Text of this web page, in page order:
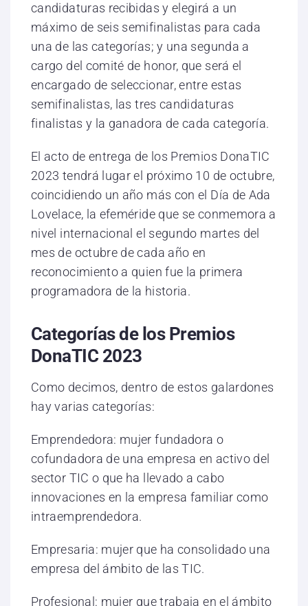
candidaturas recibidas y elegirá a un
máximo de seis semifinalistas para cada
una de las categorías; y una segunda a
cargo del comité de honor, que será el
encargado de seleccionar, entre estas
semifinalistas, las tres candidaturas
finalistas y la ganadora de cada categoría.
El acto de entrega de los Premios DonaTIC
2023 tendrá lugar el próximo 10 de octubre,
coincidiendo un año más con el Día de Ada
Lovelace, la efeméride que se conmemora a
nivel internacional el segundo martes del
mes de octubre de cada año en
reconocimiento a quien fue la primera
programadora de la historia.
Categorías de los Premios
DonaTIC 2023
Como decimos, dentro de estos galardones
hay varias categorías:
Emprendedora: mujer fundadora o
cofundadora de una empresa en activo del
sector TIC o que ha llevado a cabo
innovaciones en la empresa familiar como
intraemprendedora.
Empresaria: mujer que ha consolidado una
empresa del ámbito de las TIC.
Profesional: mujer que trabaja en el ámbito